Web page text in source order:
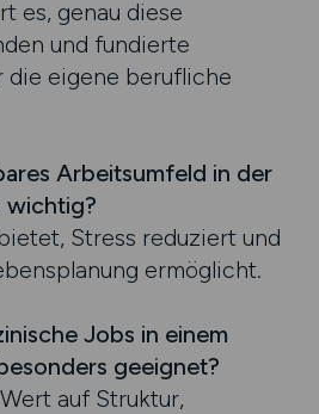
es, genau diese
und fundierte
die eigene berufliche
Arbeitsumfeld in der
wichtig?
Stress reduziert und
ermöglicht.
Jobs in einem
geeignet?
auf Struktur,